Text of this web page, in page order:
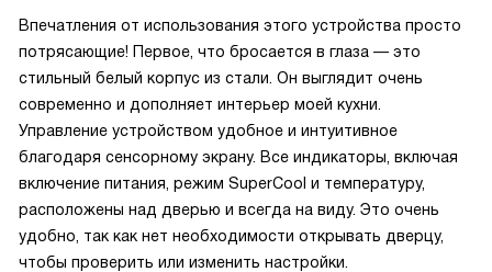
Впечатления от использования этого устройства просто
потрясающие! Первое, что бросается в глаза — это
стильный белый корпус из стали. Он выглядит очень
современно и дополняет интерьер моей кухни.
Управление устройством удобное и интуитивное
благодаря сенсорному экрану. Все индикаторы, включая
включение питания, режим SuperCool и температуру,
расположены над дверью и всегда на виду. Это очень
удобно, так как нет необходимости открывать дверцу,
чтобы проверить или изменить настройки.